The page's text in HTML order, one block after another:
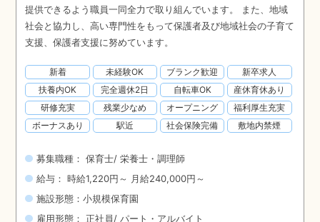
提供できるよう職員一同全力で取り組んでいます。 また、地域
社会と協力し、高い専門性をもって保護者及び地域社会の子育て
支援、保護者支援に努めています。
新着 未経験OK ブランク歓迎
新卒求人
扶養内OK
完全週休2日 自転車OK
産休育休あり
研修充実
残業少なめ オープニング
福利厚生充実
ボーナスあり
駅近 社会保険完備 敷地内禁煙
募集職種： 保育士/ 栄養士・調理師
給与： 時給1,220円～ 月給240,000円～
施設形態：小規模保育園
雇用形態： 正社員/ パート・アルバイト